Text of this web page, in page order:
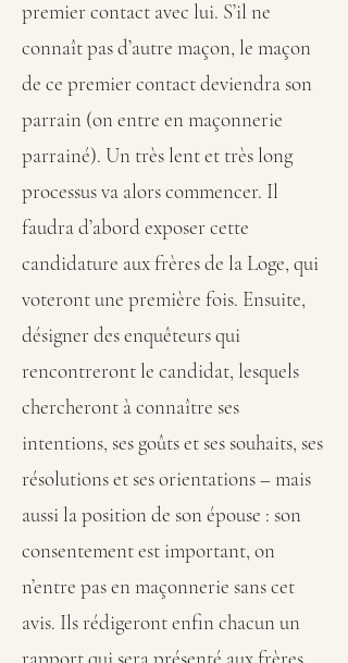
premier contact avec lui. S’il ne
connaît pas d’autre maçon, le maçon
de ce premier contact deviendra son
parrain (on entre en maçonnerie
parrainé). Un très lent et très long
processus va alors commencer. Il
faudra d’abord exposer cette
candidature aux frères de la Loge, qui
voteront une première fois. Ensuite,
désigner des enquêteurs qui
rencontreront le candidat, lesquels
chercheront à connaître ses
intentions, ses goûts et ses souhaits, ses
résolutions et ses orientations – mais
aussi la position de son épouse : son
consentement est important, on
n’entre pas en maçonnerie sans cet
avis. Ils rédigeront enfin chacun un